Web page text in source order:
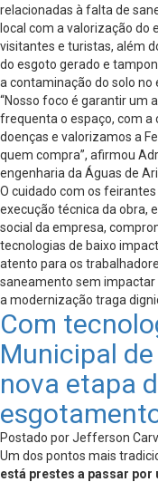
relacionadas à falta de
local com a valorização
visitantes e turistas, além
do esgoto gerado e
a contaminação do solo no
“Nosso foco é garantir um
frequenta o espaço, com a
doenças e valorizamos a
quem compra”, afirmou
engenharia da Águas de
O cuidado com os
execução técnica da obra,
social da empresa,
tecnologias de baixo
atento para os
saneamento sem impactar
a modernização traga
Com
Municipal
nova etapa
Postado por Jefferson
Um dos pontos mais
está prestes a passar